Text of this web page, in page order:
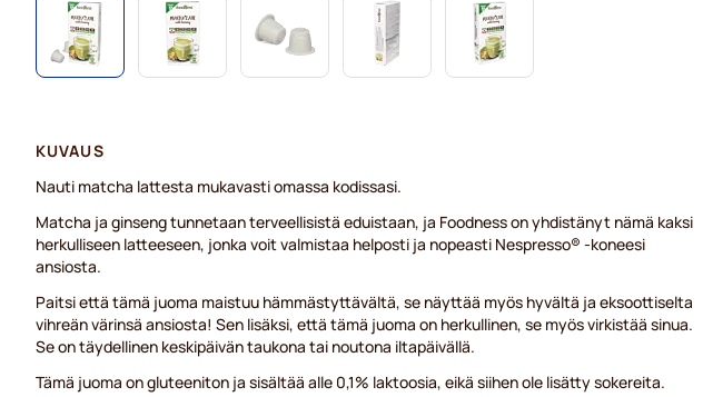
KUVAUS
Nauti matcha lattesta mukavasti omassa kodissasi.
Matcha ja ginseng tunnetaan terveellisistä eduistaan, ja Foodness on yhdistänyt nämä kaksi
herkulliseen latteeseen, jonka voit valmistaa helposti ja nopeasti Nespresso® -koneesi
ansiosta.
Paitsi että tämä juoma maistuu hämmästyttävältä, se näyttää myös hyvältä ja eksoottiselta
vihreän värinsä ansiosta! Sen lisäksi, että tämä juoma on herkullinen, se myös virkistää sinua.
Se on täydellinen keskipäivän taukona tai noutona iltapäivällä.
Tämä juoma on gluteeniton ja sisältää alle 0,1% laktoosia, eikä siihen ole lisätty sokereita.